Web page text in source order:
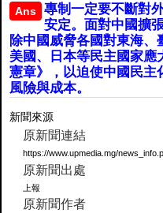
Ans
專制一定要不斷對
安定。面對中國擴
除中國威脅各國對東海
美國、日本等民主國家
憲章》，以迫使中國民主
風險與成本。
新聞來源
原新聞連結
https://www.upmedia.mg/
原新聞出處
上報
原新聞作者